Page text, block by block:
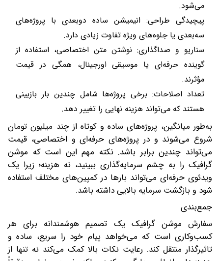
می‌شود.
پیچیدگی طراحی: انیمیشن ساده دو‌بعدی با پروژه‌های
سه‌بعدی یا جلوه‌های ویژه تفاوت زیادی دارد.
سناریو و صداگذاری: نوشتن متن اختصاصی، استفاده از
گوینده حرفه‌ای یا موسیقی اورجینال، همگی در قیمت
مؤثرند.
تعداد اصلاحات: برخی پروژه‌ها شامل چندین بار بازبینی
هستند که می‌تواند هزینه نهایی را تغییر دهد.
به‌طور میانگین، پروژه‌های ساده و کوتاه از چند میلیون تومان
شروع می‌شوند و در پروژه‌های حرفه‌ای و اختصاصی، قیمت
می‌تواند چندین برابر باشد. نکته مهم این است که موشن
گرافیک را به چشم سرمایه‌گذاری ببینید، نه هزینه؛ زیرا یک
ویدئوی حرفه‌ای می‌تواند بارها در کمپین‌های مختلف استفاده
شود و بازگشت سرمایه بالایی داشته باشد.
جمع‌بندی
سفارش موشن گرافیک یک تصمیم هوشمندانه برای هر
کسب‌وکاری است که می‌خواهد پیام خود را سریع، ساده و
تاثیرگذار منتقل کند. رعایت نکات بالا کمک می‌کند نه تنها از